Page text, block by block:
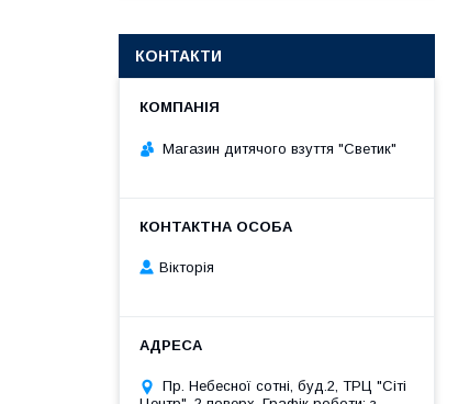
КОНТАКТИ
Магазин дитячого взуття "Светик"
Вікторія
Пр. Небесної сотні, буд.2, ТРЦ "Сіті